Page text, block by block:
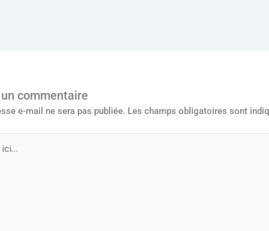
commentaire
e-mail ne sera pas publiée. Les champs obligatoires sont